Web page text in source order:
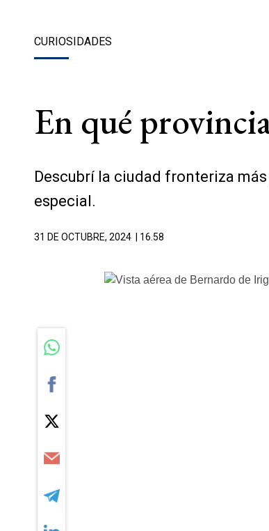
CURIOSIDADES
En qué
Descubrí la ciudad fronteriza
especial.
31 DE OCTUBRE, 2024 | 16.58